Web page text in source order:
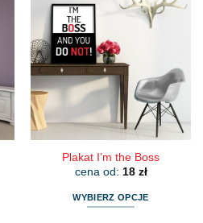
wiele
wariantów.
Opcje
można
wybrać
na
stronie
produktu
Plakat I’m the Boss
cena od: 18 zł
WYBIERZ OPCJE